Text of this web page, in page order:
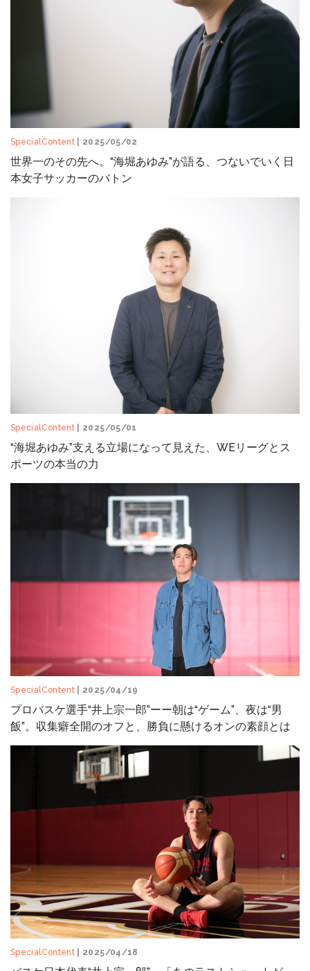
SpecialContent | 2025/05/02
世界一のその先へ。“海堀あゆみ”が語る、つないでいく日
本女子サッカーのバトン
SpecialContent | 2025/05/01
“海堀あゆみ”支える立場になって見えた、WEリーグとス
ポーツの本当の力
SpecialContent | 2025/04/19
プロバスケ選手“井上宗一郎”ーー朝は“ゲーム”、夜は“男
飯”。収集癖全開のオフと、勝負に懸けるオンの素顔とは
SpecialContent | 2025/04/18